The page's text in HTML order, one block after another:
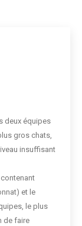
deux équipes
gros chats,
insuffisant
et le
le plus
de faire